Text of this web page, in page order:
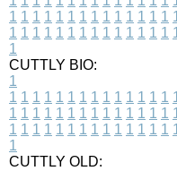
1 1 1 1 1 1 1 1 1 1 1 1 1 1
1 1 1 1 1 1 1 1 1 1 1 1 1 1
1
CUTTLY BIO:
1
1 1 1 1 1 1 1 1 1 1 1 1 1 1
1 1 1 1 1 1 1 1 1 1 1 1 1 1
1 1 1 1 1 1 1 1 1 1 1 1 1 1
1
CUTTLY OLD: